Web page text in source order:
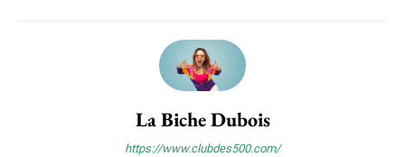
La Biche Dubois
https://www.clubdes500.com/